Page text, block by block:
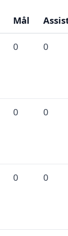
Mål
0 0
0 0
0 0